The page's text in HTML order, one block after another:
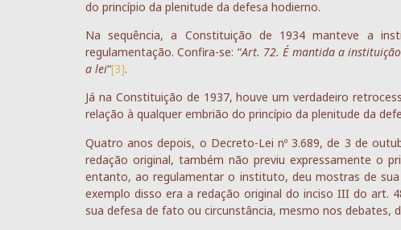
do princípio da plenitude da defesa hodierno.
Na sequência, a Constituição de 1934 manteve a
regulamentação. Confira-se: “Art. 72. É mantida a
a lei“[3].
Já na Constituição de 1937, houve um verdadeiro
relação à qualquer embrião do princípio da plenitude da
Quatro anos depois, o Decreto-Lei nº 3.689, de 3 de
redação original, também não previu expressamente o
entanto, ao regulamentar o instituto, deu mostras de
exemplo disso era a redação original do inciso III do art.
sua defesa de fato ou circunstância, mesmo nos debates,